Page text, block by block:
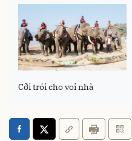
Cởi trói cho voi nhà